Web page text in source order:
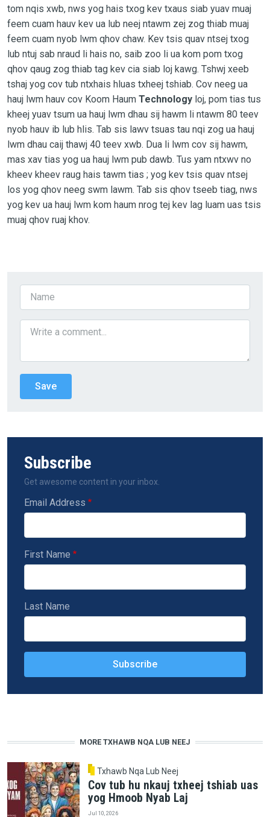
tom nqis xwb, nws yog hais txog kev txaus siab yuav muaj
feem cuam hauv kev ua lub neej ntawm zej zog thiab muaj
feem cuam nyob lwm qhov chaw. Kev tsis quav ntsej txog
lub ntuj sab nraud li hais no, saib zoo li ua kom pom txog
qhov qaug zog thiab tag kev cia siab loj kawg. Tshwj xeeb
tshaj yog cov tub ntxhais hluas txheej tshiab. Cov neeg ua
hauj lwm hauv cov Koom Haum Technology loj, pom tias tus
kheej yuav tsum ua hauj lwm dhau sij hawm li ntawm 80 teev
nyob hauv ib lub hlis. Tab sis lawv tsuas tau nqi zog ua hauj
lwm dhau caij thawj 40 teev xwb. Dua li lwm cov sij hawm,
mas xav tias yog ua hauj lwm pub dawb. Tus yam ntxwv no
kheev kheev raug hais tawm tias ; yog kev tsis quav ntsej
los yog qhov neeg swm lawm. Tab sis qhov tseeb tiag, nws
yog kev ua hauj lwm kom haum nrog tej kev lag luam uas tsis
muaj qhov ruaj khov.
Subscribe
Get awesome content in your inbox.
Email Address
First Name
Last Name
MORE TXHAWB NQA LUB NEEJ
Txhawb Nqa Lub Neej
Cov tub hu nkauj txheej tshiab uas
yog Hmoob Nyab Laj
Jul 10, 2026